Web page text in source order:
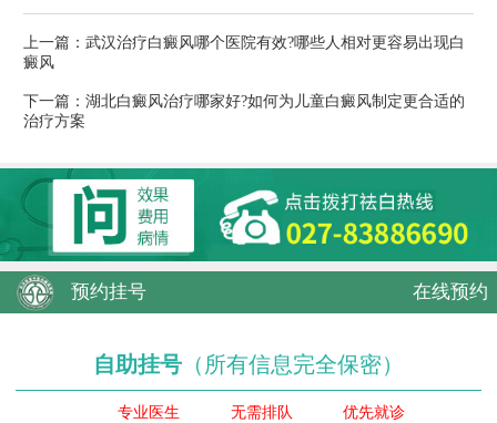
上一篇： 武汉治疗白癜风哪个医院有效?哪些人相对更容易出现白
癜风
下一篇： 湖北白癜风治疗哪家好?如何为儿童白癜风制定更合适的
治疗方案
预约挂号 在线预约
自助挂号 （所有信息完全保密）
专业医生 无需排队 优先就诊